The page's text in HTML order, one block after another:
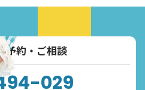
予約・ご相談
029